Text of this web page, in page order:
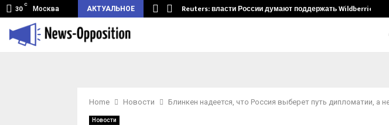
30
C
Москва АКТУАЛЬНОЕ
туннель из Беларуси.… Reuters: власти России думают поддержать Wildberries и
Home Новости Блинкен надеется, что Россия выберет путь дипломатии, а
Новости